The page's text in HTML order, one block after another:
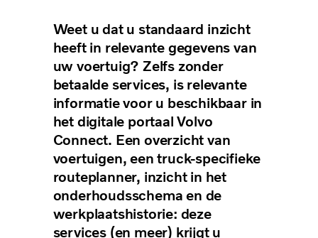
Weet u dat u standaard inzicht
heeft in relevante gegevens van
uw voertuig? Zelfs zonder
betaalde services, is relevante
informatie voor u beschikbaar in
het digitale portaal Volvo
Connect. Een overzicht van
voertuigen, een truck-specifieke
routeplanner, inzicht in het
onderhoudsschema en de
werkplaatshistorie: deze
services (en meer) krijgt u